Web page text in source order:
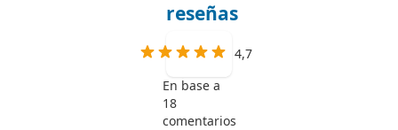
reseñas
4,7
En base a
18
comentarios